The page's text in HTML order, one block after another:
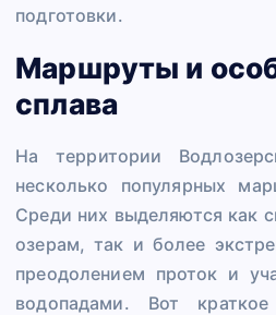
подготовки.
Маршруты и
сплава
На территории
несколько популярных
Среди них выделяются как
озерам, так и более
преодолением проток и
водопадами. Вот